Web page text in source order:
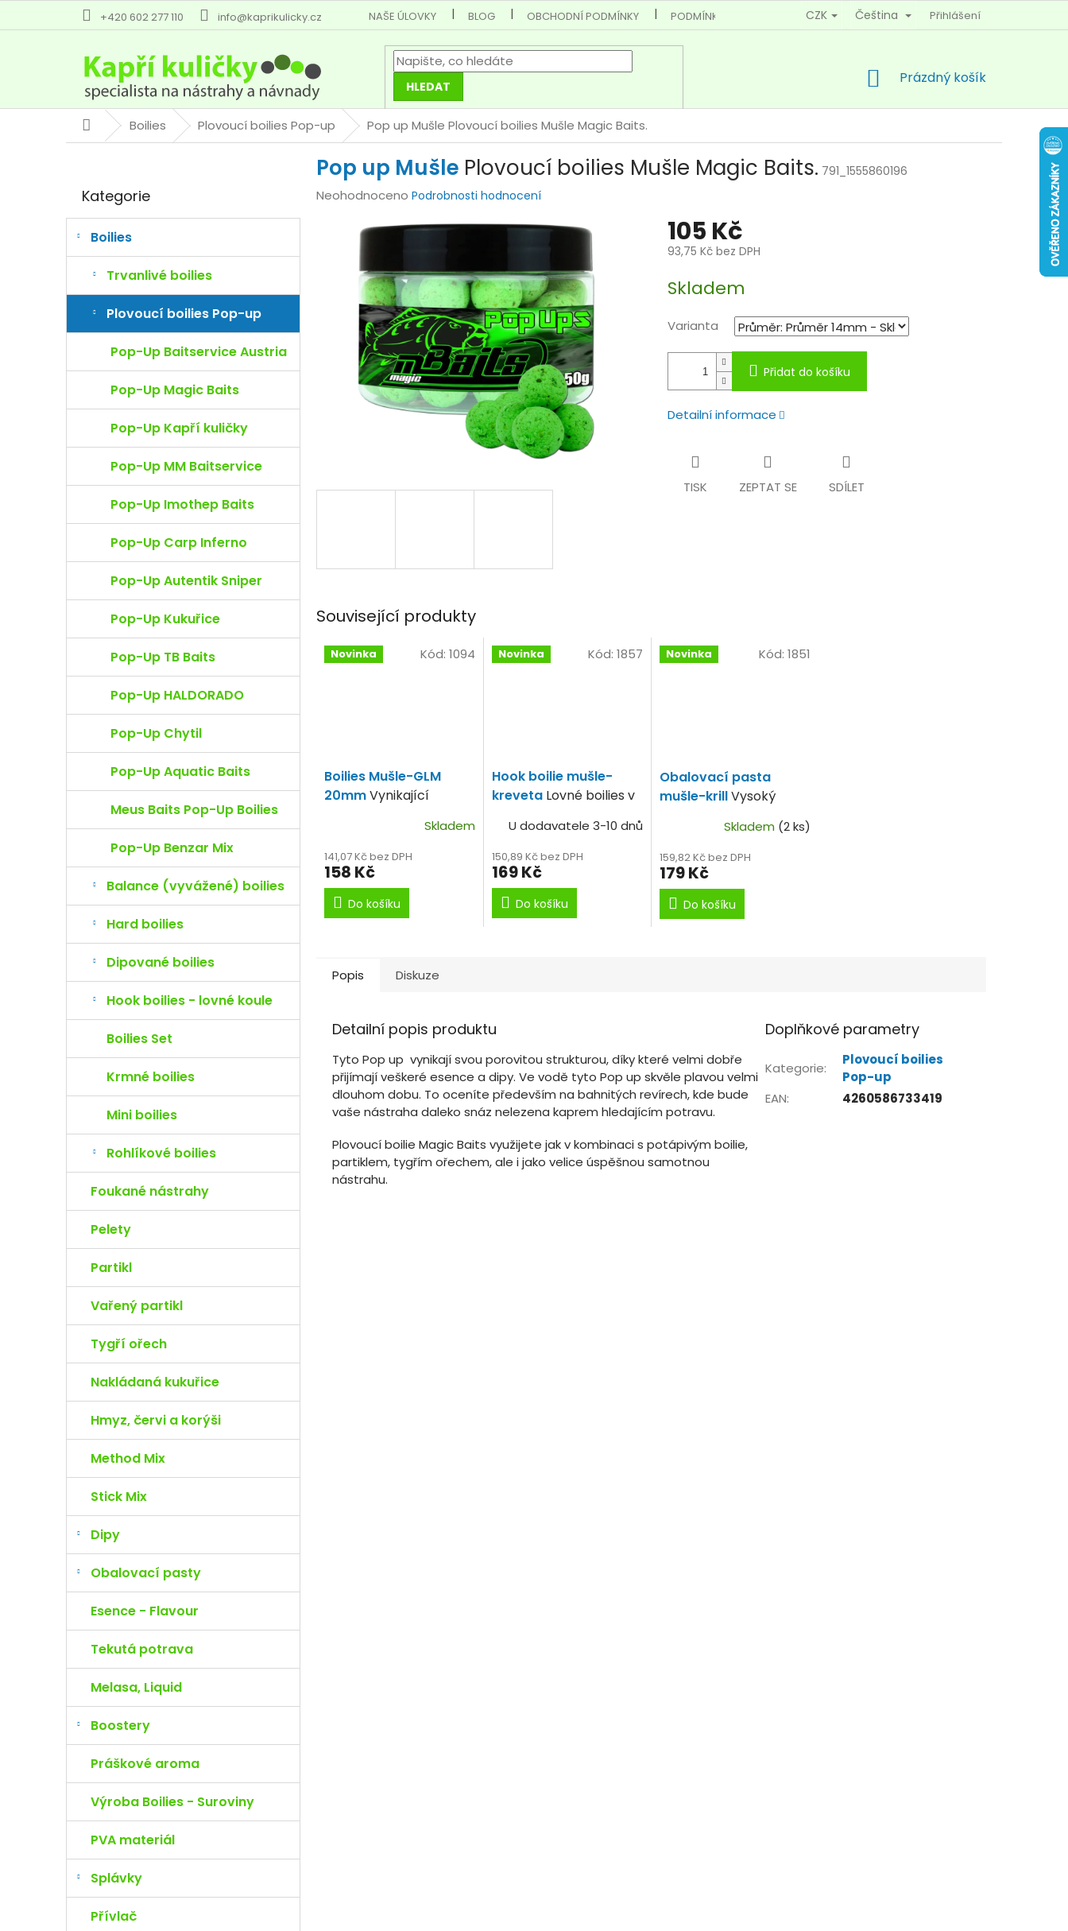
+420 602 277 110 info@kaprikulicky.cz NAŠE ÚLOVKY BLOG OBCHODNÍ PODMÍNKY PODMÍNKY OCHRANY OSOBNÍCH ÚDAJŮ KONTAKTY
CZK Čeština Přihlášení
HLEDAT
NÁKUPNÍ
Prázdný košík
DomůBoilies Plovoucí boilies Pop-up Pop up Mušle Plovoucí boilies Mušle Magic Baits.
r
n
í
l
kategorie
Kategorie
Boilies
Trvanlivé boilies
Plovoucí boilies Pop-up
Pop-Up Baitservice Austria
Pop-Up Magic Baits
Pop-Up Kapří kuličky
Pop-Up MM Baitservice
Pop-Up Imothep Baits
Pop-Up Carp Inferno
Pop-Up Autentik Sniper
Pop-Up Kukuřice
Pop-Up TB Baits
Pop-Up HALDORADO
Pop-Up Chytil
Pop-Up Aquatic Baits
Meus Baits Pop-Up Boilies
Pop-Up Benzar Mix
Balance (vyvážené) boilies
Hard boilies
Dipované boilies
Hook boilies - lovné koule
Boilies Set
Krmné boilies
Mini boilies
Rohlíkové boilies
Foukané nástrahy
Pelety
Partikl
Vařený partikl
Tygří ořech
Nakládaná kukuřice
Hmyz, červi a korýši
Method Mix
Stick Mix
Dipy
Obalovací pasty
Esence - Flavour
Tekutá potrava
Melasa, Liquid
Boostery
Práškové aroma
Výroba Boilies - Suroviny
PVA materiál
Splávky
Přívlač
Pop up Mušle Plovoucí boilies Mušle Magic Baits. 791_1555860196
Průměrné
produktu
hvězdiček.
Neohodnoceno Podrobnosti hodnocení
105 Kč
93,75 Kč bez DPH
cena:
Skladem
Varianta
Přidat do košíku
Detailní informace
TISK ZEPTAT SE SDÍLET
Související produkty
Novinka
Boilies Mušle-GLM
20mmVynikající
Skladem
141,07 Kč bez DPH
158 Kč
Do košíku
Kód: 1094 Novinka
Hook boilie mušle-
kreveta Lovné boilies v
U dodavatele 3-10 dnů
150,89 Kč bez DPH
169 Kč
Do košíku
Kód: 1857 Novinka
Obalovací pasta
mušle-krillVysoký
Skladem (2 ks)
159,82 Kč bez DPH
179 Kč
Do košíku
Kód:1851
Popis Diskuze
Detailní popis produktu
Tyto Pop up vynikají svou porovitou strukturou, díky které velmi dobře
přijímají veškeré esence a dipy. Ve vodě tyto Pop up skvěle plavou velmi
dlouhom dobu. To oceníte především na bahnitých revírech, kde bude
vaše nástraha daleko snáz nelezena kaprem hledajícím potravu.
Plovoucí boilie Magic Baits využijete jak v kombinaci s potápivým boilie,
partiklem, tygřím ořechem, ale i jako velice úspěšnou samotnou
nástrahu.
Doplňkové parametry
Kategorie:
Plovoucí boilies
Pop-up
EAN: 4260586733419